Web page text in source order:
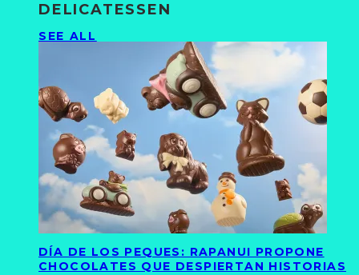
DELICATESSEN
SEE ALL
DÍA DE LOS PEQUES: RAPANUI PROPONE
CHOCOLATES QUE DESPIERTAN HISTORIAS